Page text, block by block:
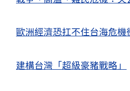
歐洲經濟恐扛不住台海危
建構台灣「超級豪豬戰略」